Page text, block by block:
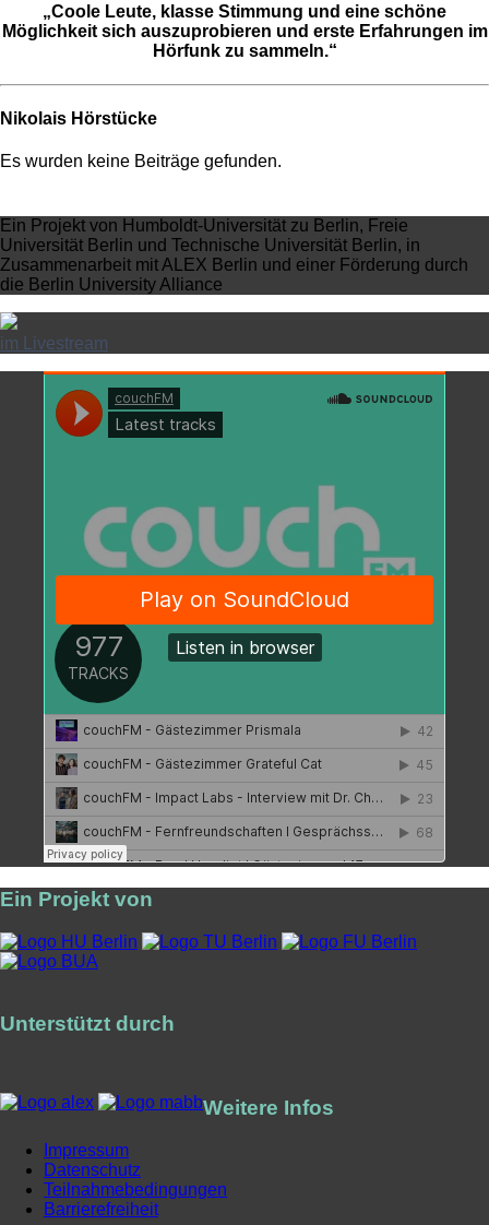
„Coole Leute, klasse Stimmung und eine schöne
Möglichkeit sich auszuprobieren und erste Erfahrungen im
Hörfunk zu sammeln.“
Nikolais Hörstücke
Es wurden keine Beiträge gefunden.
Ein Projekt von Humboldt-Universität zu Berlin, Freie
Universität Berlin und Technische Universität Berlin, in
Zusammenarbeit mit ALEX Berlin und einer Förderung durch
die Berlin University Alliance
im Livestream
Ein Projekt von
Unterstützt durch
Weitere Infos
Impressum
Datenschutz
Teilnahmebedingungen
Barrierefreiheit